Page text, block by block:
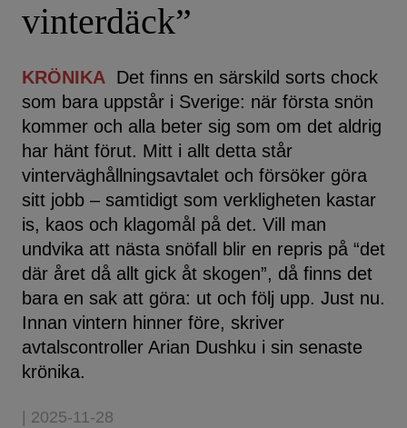
vinterdäck”
KRÖNIKA Det finns en särskild sorts chock
som bara uppstår i Sverige: när första snön
kommer och alla beter sig som om det aldrig
har hänt förut. Mitt i allt detta står
vinterväghållningsavtalet och försöker göra
sitt jobb – samtidigt som verkligheten kastar
is, kaos och klagomål på det. Vill man
undvika att nästa snöfall blir en repris på “det
där året då allt gick åt skogen”, då finns det
bara en sak att göra: ut och följ upp. Just nu.
Innan vintern hinner före, skriver
avtalscontroller Arian Dushku i sin senaste
krönika.
| 2025-11-28